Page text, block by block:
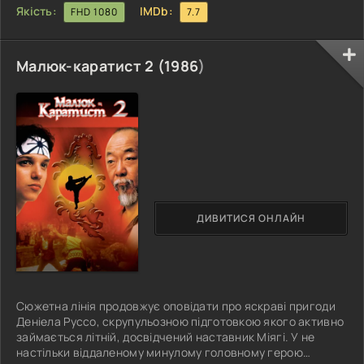
Якість: FHD 1080 IMDb: 7.7
Малюк-каратист 2 (1986)
Сюжетна лінія продовжує оповідати про яскраві пригоди
Деніела Руссо, скрупульозною підготовкою якого активно
займається літній, досвідчений наставник Міягі. У не
настільки віддаленому минулому головному герою
ДИВИТИСЯ ОНЛАЙН